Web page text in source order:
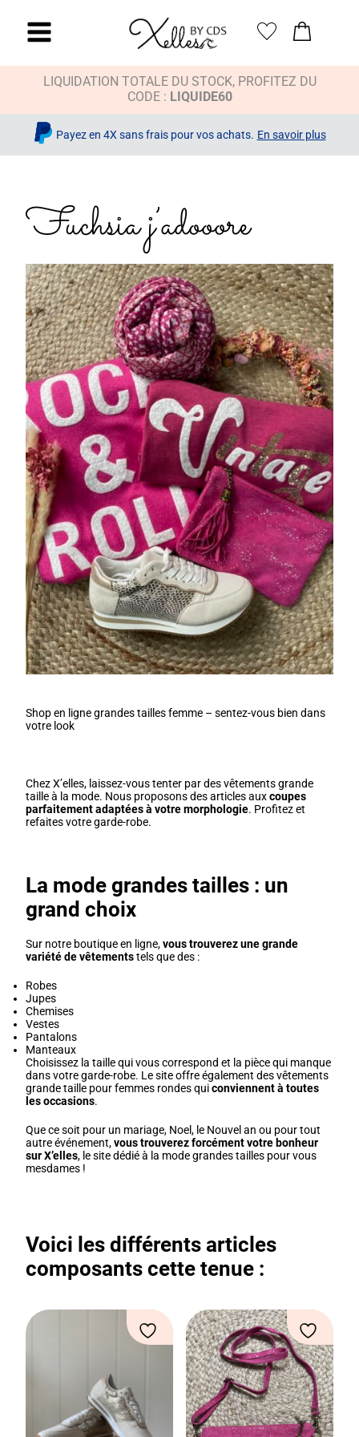
LIQUIDATION TOTALE DU STOCK, PROFITEZ DU
CODE : LIQUIDE60
Payez en 4X sans frais pour vos achats. En savoir plus
Fuchsia j’adooore
Shop en ligne grandes tailles femme – sentez-vous bien dans
votre look
Chez X’elles, laissez-vous tenter par des vêtements grande
taille à la mode. Nous proposons des articles auxcoupes
parfaitement adaptées à votre morphologie. Profitez et
refaites votre garde-robe.
La mode grandes tailles : un
grand choix
Sur notre boutique en ligne,vous trouverez une grande
variété de vêtementstels que des :
Robes
Jupes
Chemises
Vestes
Pantalons
Manteaux
Choisissez la taille qui vous correspond et la pièce qui manque
dans votre garde-robe. Le site offre également des vêtements
grande taille pour femmes rondes quiconviennent à toutes
les occasions.
Que ce soit pour un mariage, Noel, le Nouvel an ou pour tout
autre événement,vous trouverez forcément votre bonheur
sur X’elles, le site dédié à la mode grandes tailles pour vous
mesdames !
Voici les différents articles
composants cette tenue :